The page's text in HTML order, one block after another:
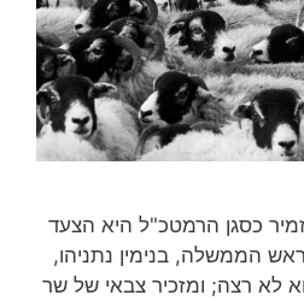
כסגן הרמטכ"ל היא הצעד
הממשלה, בנימין נתניהו,
לא רצה; ומזכיר צבאי של שר